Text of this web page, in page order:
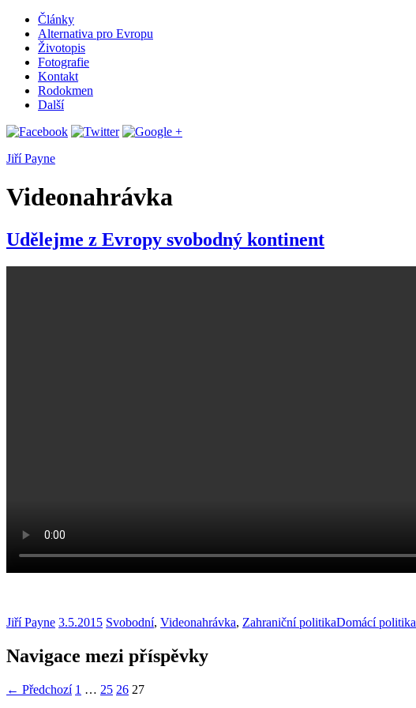
Články
Alternativa pro Evropu
Životopis
Fotografie
Kontakt
Rodokmen
Další
Jiří Payne
Videonahrávka
Udělejme z Evropy svobodný kontinent
Jiří Payne 3.5.2015 Svobodní, Videonahrávka, Zahraniční politikaDomácí politika
Navigace mezi příspěvky
← Předchozí 1 … 25 26 27